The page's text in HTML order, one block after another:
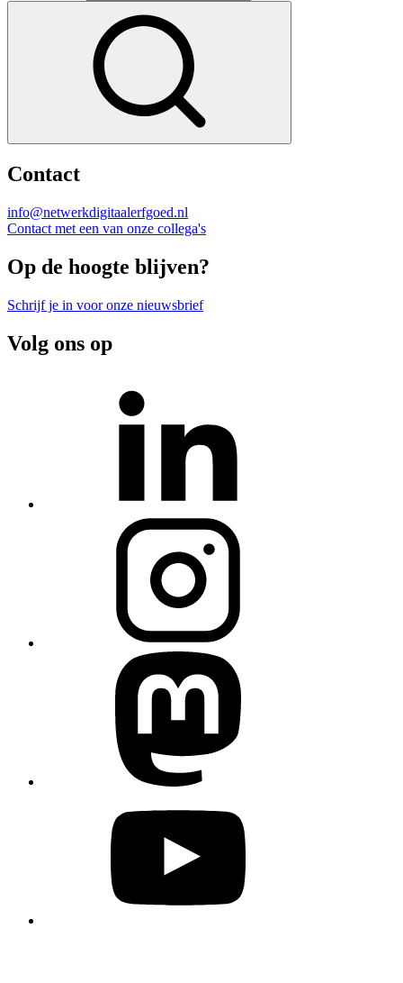
Contact
info@netwerkdigitaalerfgoed.nl
Contact met een van onze collega's
Op de hoogte blijven?
Schrijf je in voor onze nieuwsbrief
Volg ons op